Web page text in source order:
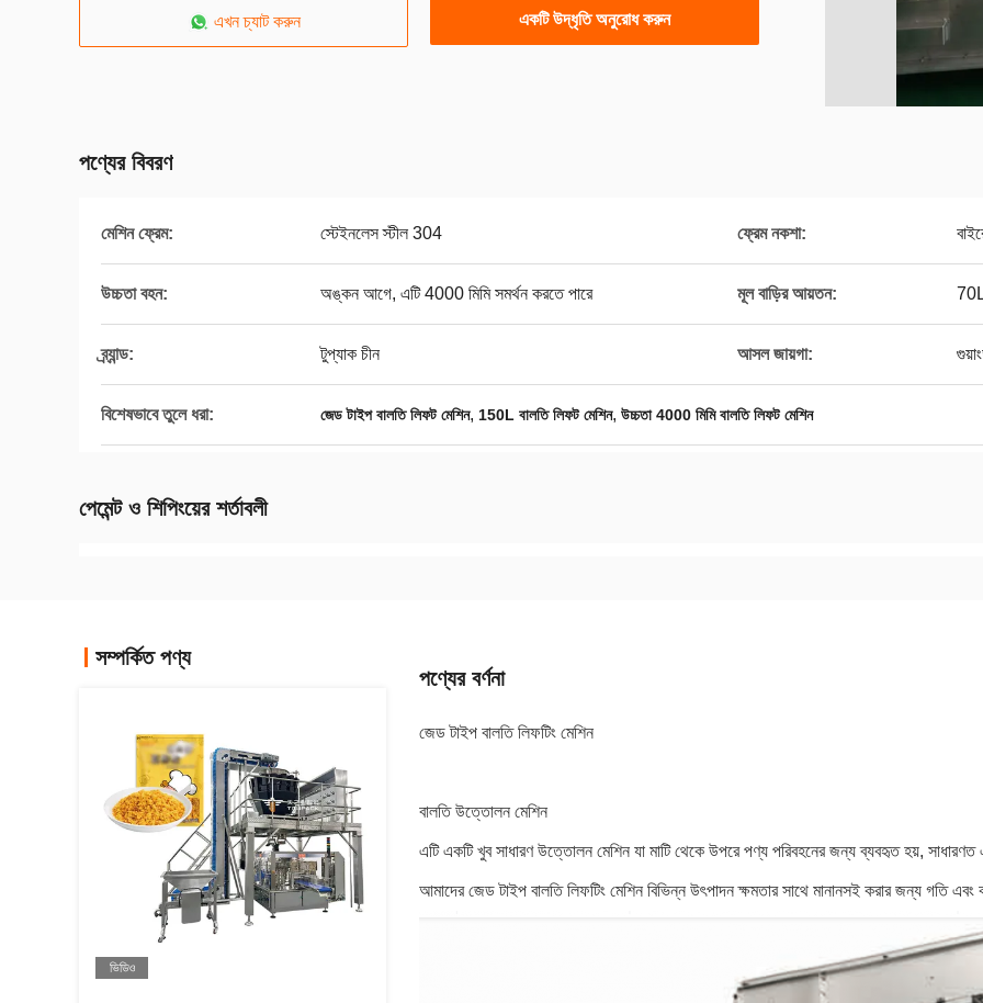
এখন চ্যাট করুন একটি উদ্ধৃতি অনুরোধ করুন
পণ্যের বিবরণ
মেশিন ফ্রেম: স্টেইনলেস স্টীল 304 ফ্রেম নকশা:
উচ্চতা বহন: অঙ্কন আগে, এটি 4000 মিমি সমর্থন করতে পারে মূল বাড়ির আয়তন:
ব্র্যান্ড: টুপ্যাক চীন আসল জায়গা:
বিশেষভাবে তুলে ধরা: জেড টাইপ বালতি লিফট মেশিন, 150L বালতি লিফট মেশিন, উচ্চতা 4000 মিমি বালতি লিফট মেশিন
পেমেন্ট ও শিপিংয়ের শর্তাবলী
সম্পর্কিত পণ্য
ভিডিও
পণ্যের বর্ণনা
জেড টাইপ বালতি লিফটিং মেশিন
বালতি উত্তোলন মেশিন
এটি একটি খুব সাধারণ উত্তোলন মেশিন যা মাটি থেকে উপরে পণ্য পরিবহনের জন্য ব্যবহৃত হয়,
আমাদের জেড টাইপ বালতি লিফটিং মেশিন বিভিন্ন উৎপাদন ক্ষমতার সাথে মানানসই করার জন্য গতি এবং